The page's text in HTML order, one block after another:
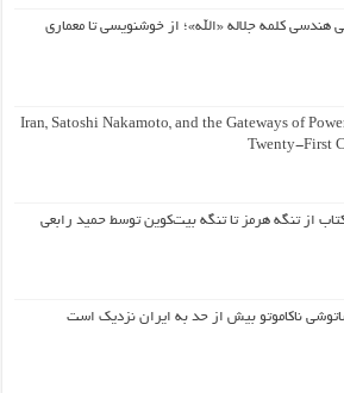
هندسی کلمه جلاله «الله»؛ از خوشنویسی تا معماری
Iran, Satoshi Nakamoto, and the Gateways of
Twenty-First
از تنگه هرمز تا تنگه بیت‌کوین توسط حمید رابعی
ناکاموتو بیش از حد به ایران نزدیک است